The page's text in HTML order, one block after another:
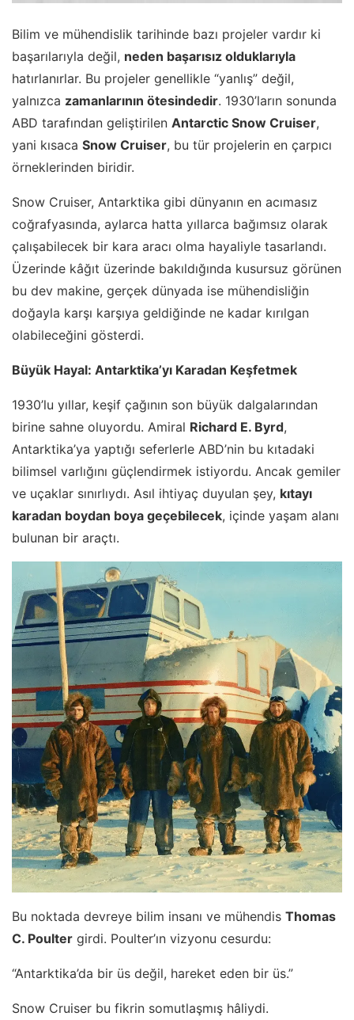
Bilim ve mühendislik tarihinde bazı projeler vardır ki
başarılarıyla değil, neden başarısız olduklarıyla
hatırlanırlar. Bu projeler genellikle “yanlış” değil,
yalnızca zamanlarının ötesindedir. 1930’ların sonunda
ABD tarafından geliştirilen Antarctic Snow Cruiser,
yani kısaca Snow Cruiser, bu tür projelerin en çarpıcı
örneklerinden biridir.
Snow Cruiser, Antarktika gibi dünyanın en acımasız
coğrafyasında, aylarca hatta yıllarca bağımsız olarak
çalışabilecek bir kara aracı olma hayaliyle tasarlandı.
Üzerinde kâğıt üzerinde bakıldığında kusursuz görünen
bu dev makine, gerçek dünyada ise mühendisliğin
doğayla karşı karşıya geldiğinde ne kadar kırılgan
olabileceğini gösterdi.
Büyük Hayal: Antarktika’yı Karadan Keşfetmek
1930’lu yıllar, keşif çağının son büyük dalgalarından
birine sahne oluyordu. Amiral Richard E. Byrd,
Antarktika’ya yaptığı seferlerle ABD’nin bu kıtadaki
bilimsel varlığını güçlendirmek istiyordu. Ancak gemiler
ve uçaklar sınırlıydı. Asıl ihtiyaç duyulan şey, kıtayı
karadan boydan boya geçebilecek, içinde yaşam alanı
bulunan bir araçtı.
Bu noktada devreye bilim insanı ve mühendis Thomas
C. Poulter girdi. Poulter’ın vizyonu cesurdu:
“Antarktika’da bir üs değil, hareket eden bir üs.”
Snow Cruiser bu fikrin somutlaşmış hâliydi.